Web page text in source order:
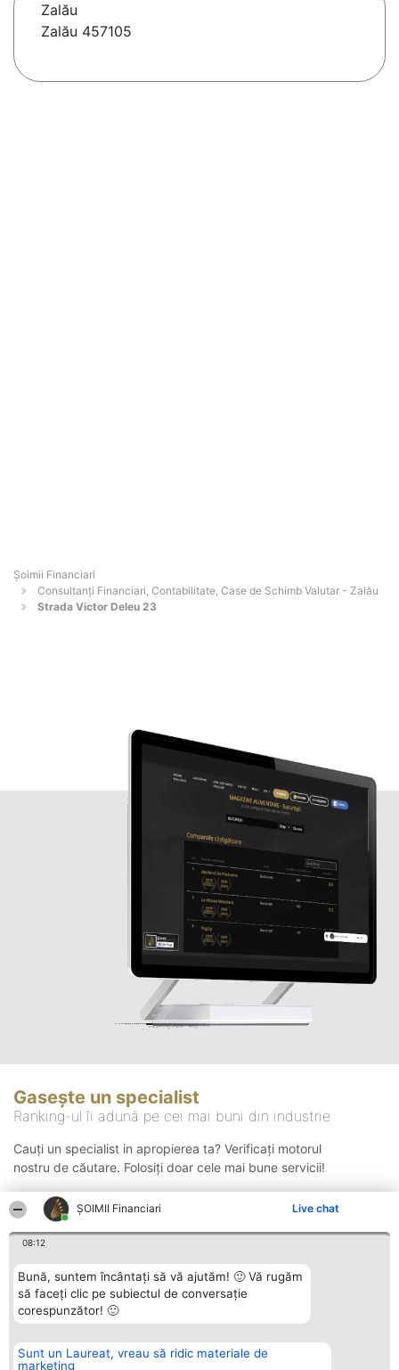
ȘOIMII Financiari Live chat
08:12
Bună, suntem încântați să vă ajutăm! 🙂 Vă rugăm
să faceți clic pe subiectul de conversație
corespunzător! 🙂
Sunt un Laureat, vreau să ridic materiale de
marketing
Zalău
Zalău 457105
Șoimii Financiari
Consultanți Financiari, Contabilitate, Case de Schimb Valutar - Zalău
Strada Victor Deleu 23
Gasește un specialist
Ranking-ul îi adună pe cei mai buni din industrie
Cauți un specialist in apropierea ta? Verificați motorul
nostru de căutare. Folosiți doar cele mai bune servicii!
Organizator Ranking
BRIGHT SOLUTIONS BR SRL
Plebiscyt Contact